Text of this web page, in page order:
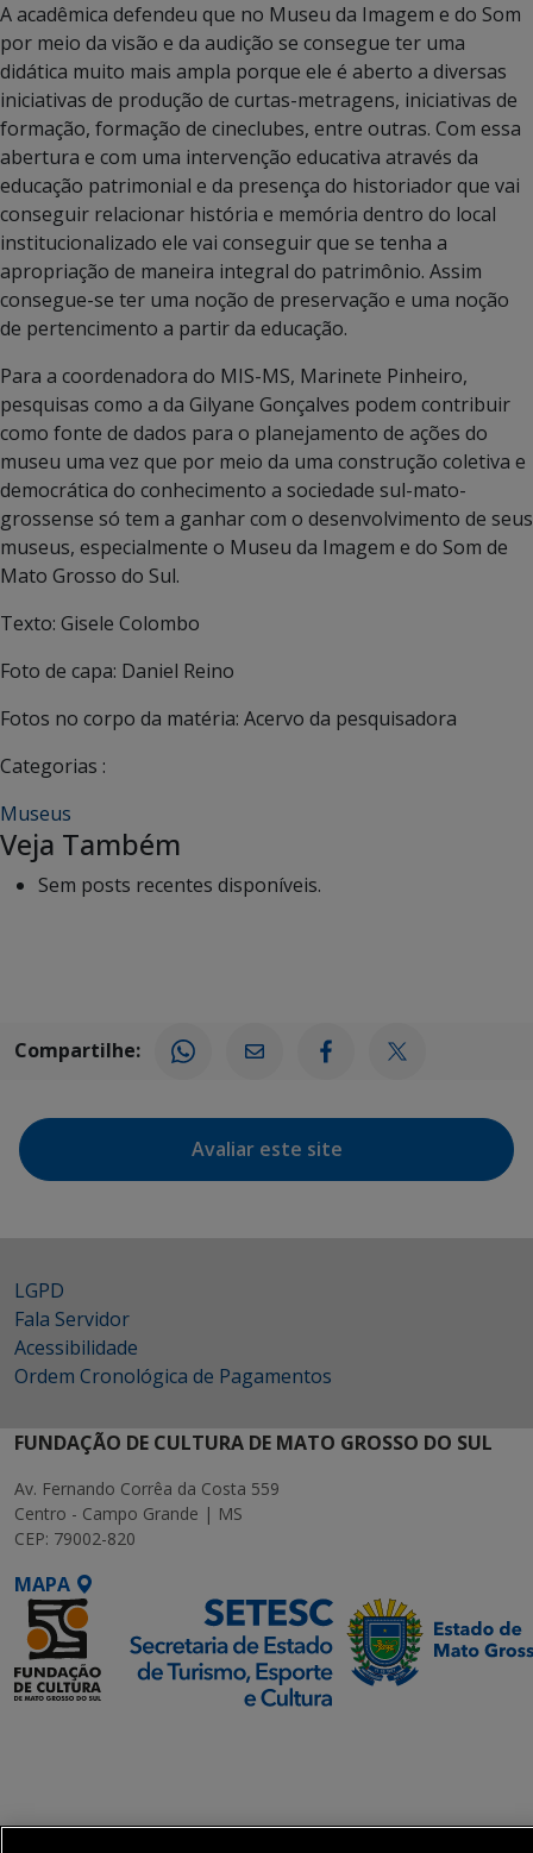
A acadêmica defendeu que no Museu da Imagem e do Som
por meio da visão e da audição se consegue ter uma
didática muito mais ampla porque ele é aberto a diversas
iniciativas de produção de curtas-metragens, iniciativas de
formação, formação de cineclubes, entre outras. Com essa
abertura e com uma intervenção educativa através da
educação patrimonial e da presença do historiador que vai
conseguir relacionar história e memória dentro do local
institucionalizado ele vai conseguir que se tenha a
apropriação de maneira integral do patrimônio. Assim
consegue-se ter uma noção de preservação e uma noção
de pertencimento a partir da educação.
Para a coordenadora do MIS-MS, Marinete Pinheiro,
pesquisas como a da Gilyane Gonçalves podem contribuir
como fonte de dados para o planejamento de ações do
museu uma vez que por meio da uma construção coletiva e
democrática do conhecimento a sociedade sul-mato-
grossense só tem a ganhar com o desenvolvimento de seus
museus, especialmente o Museu da Imagem e do Som de
Mato Grosso do Sul.
Texto: Gisele Colombo
Foto de capa: Daniel Reino
Fotos no corpo da matéria: Acervo da pesquisadora
Categorias :
Museus
Veja Também
Sem posts recentes disponíveis.
Compartilhe:
Avaliar este site
LGPD
Fala Servidor
Acessibilidade
Ordem Cronológica de Pagamentos
FUNDAÇÃO DE CULTURA DE MATO GROSSO DO SUL
Av. Fernando Corrêa da Costa 559
Centro - Campo Grande | MS
CEP: 79002-820
MAPA